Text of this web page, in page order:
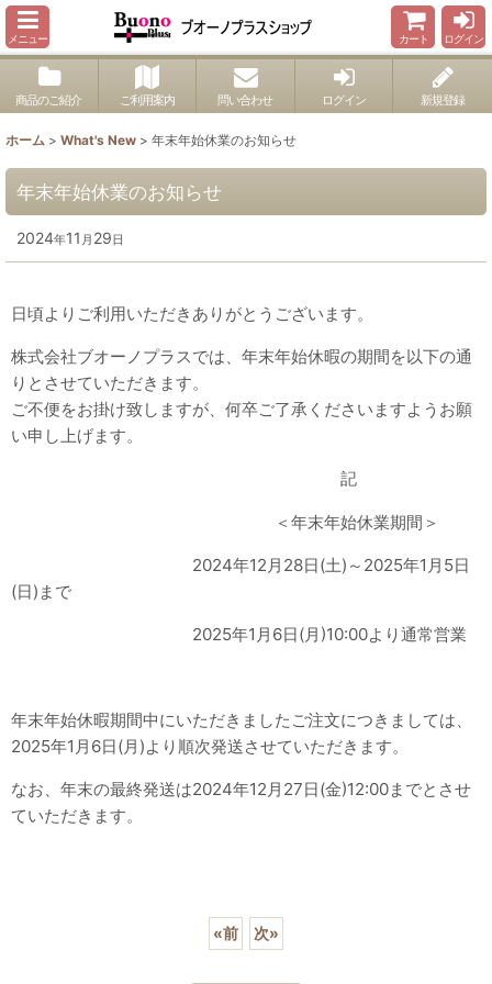
メニュー カート ログイン
商品のご紹介 ご利用案内 問い合わせ ログイン 新規登録
ホーム > What's New > 年末年始休業のお知らせ
年末年始休業のお知らせ
2024年11 月 29日
日頃よりご利用いただきありがとうございます。
株式会社ブオーノプラスでは、年末年始休暇の期間を以下の通
りとさせていただきます。
ご不便をお掛け致しますが、何卒ご了承くださいますようお願
い申し上げます。
記
＜年末年始休業期間＞
2024年12月28日(土)～2025年1月5日
(日)まで
2025年1月6日(月)10:00より通常営業
年末年始休暇期間中にいただきましたご注文につきましては、
2025年1月6日(月)より順次発送させていただきます。
なお、年末の最終発送は2024年12月27日(金)12:00までとさせ
ていただきます。
«前 次»